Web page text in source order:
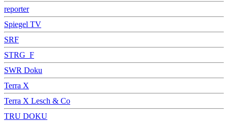
reporter
Spiegel TV
SRF
STRG_F
SWR Doku
Terra X
Terra X Lesch & Co
TRU DOKU